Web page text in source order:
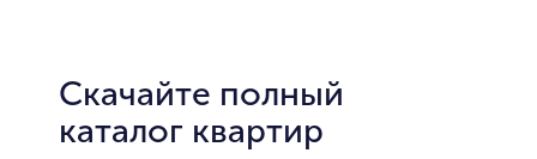
Скачайте полный
каталог квартир